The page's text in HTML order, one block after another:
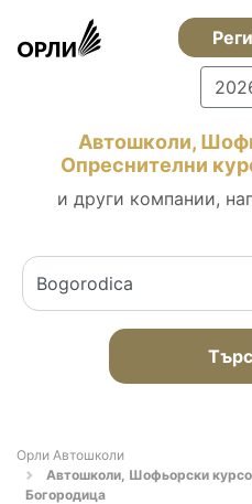
Автошколи,
Опреснителни
и други компании,
Орли Автошколи
Автошколи, Шофьорски
Богородица